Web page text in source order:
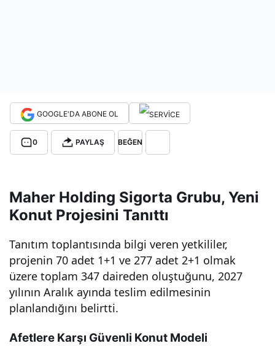
GOOGLE'DA ABONE OL
0 PAYLAŞ BEĞEN
Maher Holding Sigorta Grubu, Yeni
Konut Projesini Tanıttı
Tanıtım toplantısında bilgi veren yetkililer,
projenin 70 adet 1+1 ve 277 adet 2+1 olmak
üzere toplam 347 daireden oluştuğunu, 2027
yılının Aralık ayında teslim edilmesinin
planlandığını belirtti.
Afetlere Karşı Güvenli Konut Modeli
proj
Yatı
nızı
Güv
enc